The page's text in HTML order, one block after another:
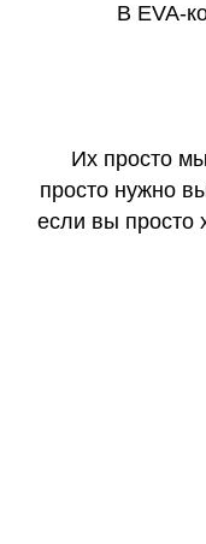
В EVA-
Их просто
просто нужно
если вы просто